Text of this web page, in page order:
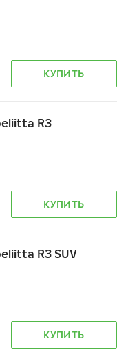
КУПИТЬ
R3
КУПИТЬ
R3 SUV
КУПИТЬ